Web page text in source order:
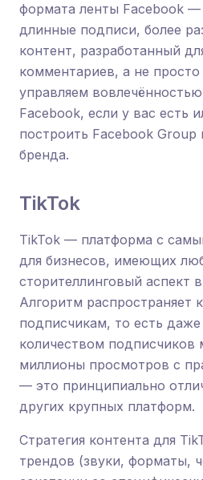
формата ленты Facebook —
длинные подписи, более
контент, разработанный
комментариев, а не
управляем
Facebook, если у вас есть
построить Facebook Group
бренда.
TikTok
TikTok — платформа с
для бизнесов, имеющих
сторителлинговый аспект
Алгоритм распространяет
подписчикам, то есть
количеством подписчиков
миллионы просмотров с
— это принципиально
других крупных платформ.
Стратегия контента для
трендов (звуки, форматы,